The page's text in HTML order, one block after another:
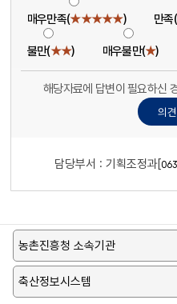
매우만족(★★★★★) 만족(
불만(★★) 매우불만(★)
해당자료에 답변이 필요하신
담당부서 : 기획조정과[
농촌진흥청 소속기관
축산정보시스템